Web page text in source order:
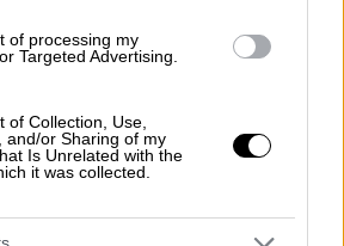
of processing my
Targeted Advertising.
of Collection, Use,
and/or Sharing of my
Is Unrelated with the
it was collected.
της ΕΣΗΕΑ
της ΕΣΗΕΑ με
την απώλεια του
Δράζου, ο οποίος
μετά από σκληρή μάχη με